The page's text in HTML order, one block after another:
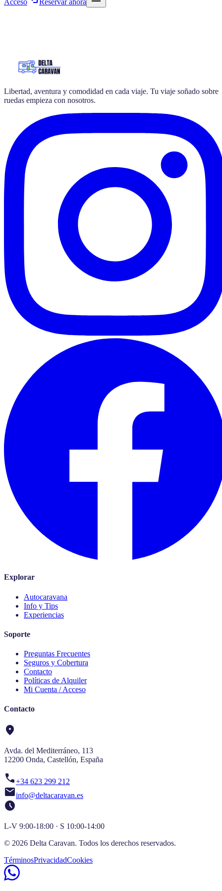
Acceso Reservar ahora
Libertad, aventura y comodidad en cada viaje. Tu viaje soñado sobre
ruedas empieza con nosotros.
Explorar
Autocaravana
Info y Tips
Experiencias
Soporte
Preguntas Frecuentes
Seguros y Cobertura
Contacto
Políticas de Alquiler
Mi Cuenta / Acceso
Contacto
location_on
Avda. del Mediterráneo, 113
12200 Onda, Castellón, España
call+34 623 299 212
mailinfo@deltacaravan.es
schedule
L-V 9:00-18:00 · S 10:00-14:00
© 2026 Delta Caravan. Todos los derechos reservados.
TérminosPrivacidadCookies